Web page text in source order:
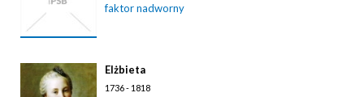
faktor nadworny
Elżbieta
1736 - 1818